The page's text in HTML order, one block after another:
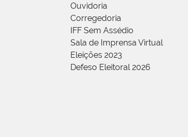
Ouvidoria
Corregedoria
IFF Sem Assédio
Sala de Imprensa Virtual
Eleições 2023
Defeso Eleitoral 2026